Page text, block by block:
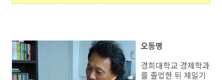
오동명
경희대학교 경제학과
를 졸업한 뒤 제일기